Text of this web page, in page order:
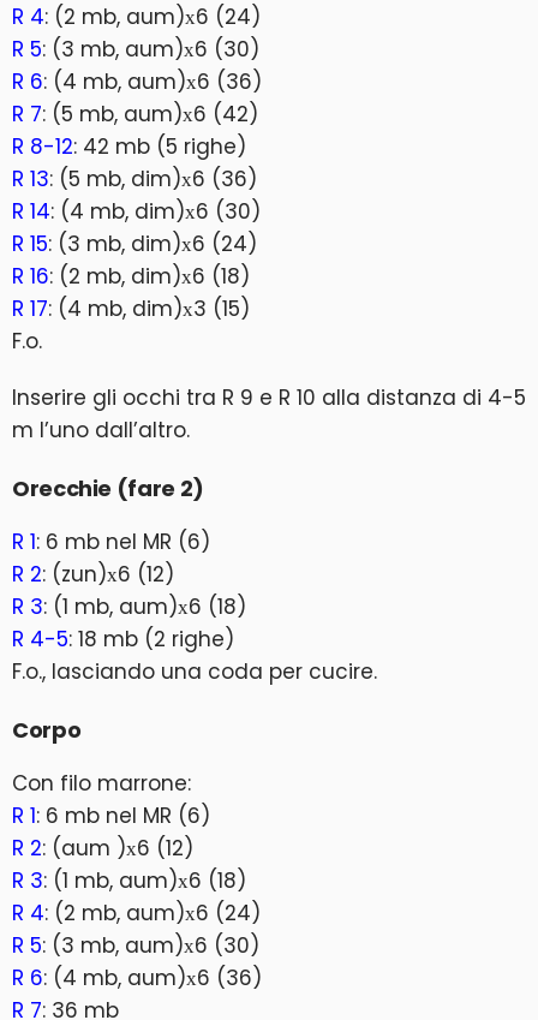
R 4: (2 mb, aum)х6 (24)
R 5: (3 mb, aum)х6 (30)
R 6: (4 mb, aum)х6 (36)
R 7: (5 mb, aum)х6 (42)
R 8-12: 42 mb (5 righe)
R 13: (5 mb, dim)х6 (36)
R 14: (4 mb, dim)х6 (30)
R 15: (3 mb, dim)х6 (24)
R 16: (2 mb, dim)х6 (18)
R 17: (4 mb, dim)х3 (15)
F.o.
Inserire gli occhi tra R 9 e R 10 alla distanza di 4-5
m l’uno dall’altro.
Orecchie (fare 2)
R 1: 6 mb nel MR (6)
R 2: (zun)х6 (12)
R 3: (1 mb, aum)х6 (18)
R 4-5: 18 mb (2 righe)
F.o., lasciando una coda per cucire.
Corpo
Con filo marrone:
R 1: 6 mb nel MR (6)
R 2: (aum )х6 (12)
R 3: (1 mb, aum)х6 (18)
R 4: (2 mb, aum)х6 (24)
R 5: (3 mb, aum)х6 (30)
R 6: (4 mb, aum)х6 (36)
R 7: 36 mb